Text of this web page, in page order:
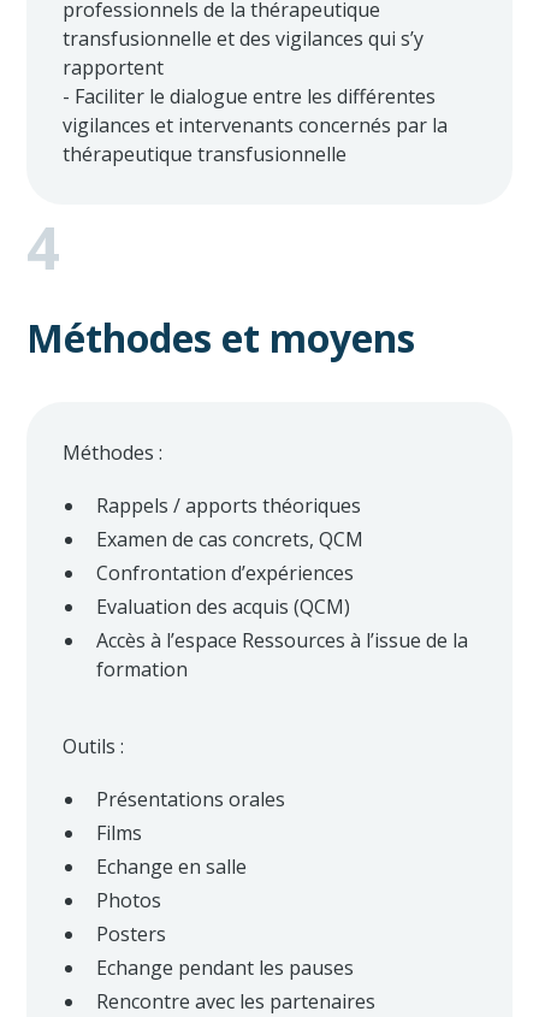
professionnels de la thérapeutique
transfusionnelle et des vigilances qui s’y
rapportent
- Faciliter le dialogue entre les différentes
vigilances et intervenants concernés par la
thérapeutique transfusionnelle
4
Méthodes et moyens
Méthodes :
Rappels / apports théoriques
Examen de cas concrets, QCM
Confrontation d’expériences
Evaluation des acquis (QCM)
Accès à l’espace Ressources à l’issue de la
formation
Outils :
Présentations orales
Films
Echange en salle
Photos
Posters
Echange pendant les pauses
Rencontre avec les partenaires